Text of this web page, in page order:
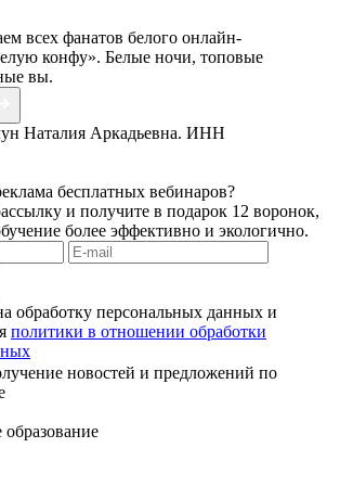
всех фанатов белого онлайн-
конфу». Белые ночи, топовые
вы.
Наталия Аркадьевна. ИНН
бесплатных вебинаров?
и получите в подарок 12 воронок,
более эффективно и экологично.
обработку персональных данных и
политики в отношении обработки
новостей и предложений по
образование